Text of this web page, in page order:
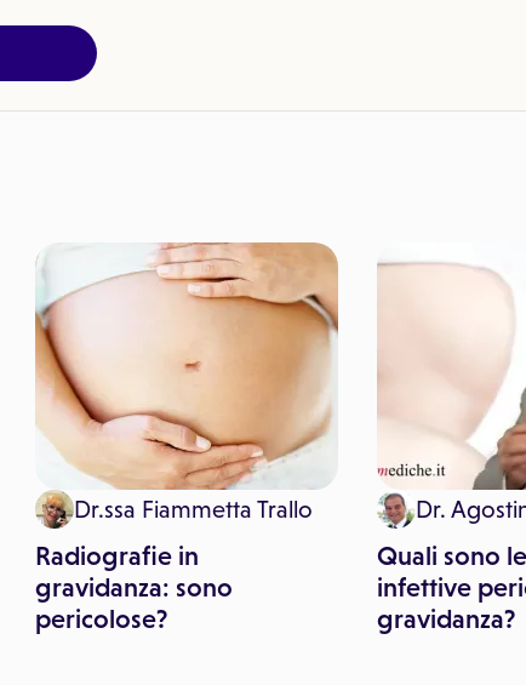
Dr.ssa Fiammetta Trallo
Radiografie in
gravidanza: sono
pericolose?
Dr.
Quali sono
infettive
gravidanza?